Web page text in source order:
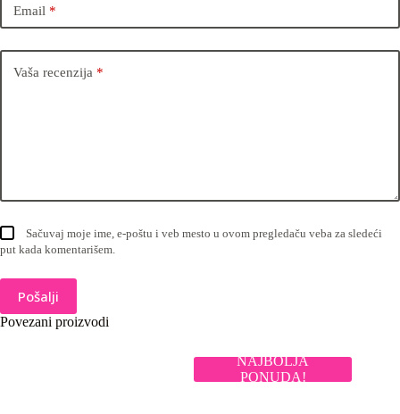
Email *
Vaša recenzija *
Sačuvaj moje ime, e-poštu i veb mesto u ovom pregledaču veba za sledeći
put kada komentarišem.
Pošalji
Povezani proizvodi
NAJBOLJA
PONUDA!